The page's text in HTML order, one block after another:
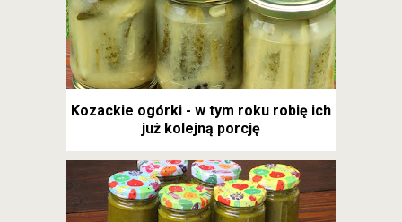
Kozackie ogórki - w tym roku robię ich
już kolejną porcję